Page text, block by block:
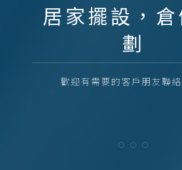
居家擺設，
劃
歡迎有需要的客戶朋友聯